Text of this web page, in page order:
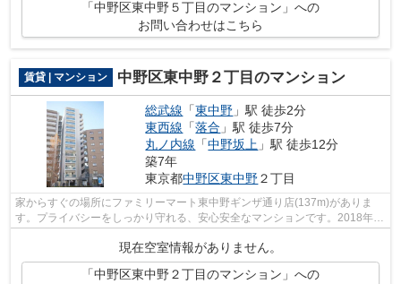
「中野区東中野５丁目のマンション」への
お問い合わせはこちら
賃貸 | マンション 中野区東中野２丁目のマンション
総武線 「東中野 」駅 徒歩2分
東西線 「落合 」駅 徒歩7分
丸ノ内線 「中野坂上 」駅 徒歩12分
築7年
東京都中野区東中野２丁目
家からすぐの場所にファミリーマート東中野ギンザ通り店(137m)がありま
す。プライバシーをしっかり守れる、安心安全なマンションです。2018年築
現在空室情報がありません。
「中野区東中野２丁目のマンション」への